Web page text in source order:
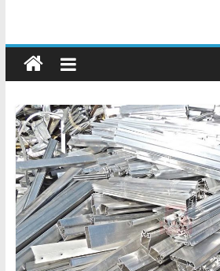
Chatarreros
–
Precio
de
Chatarra
Directorio